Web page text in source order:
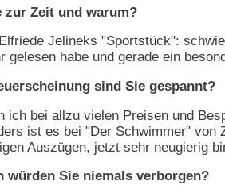
zur Zeit und warum?
Jelineks "Sportstück":
gelesen habe und gerade ein
sind Sie gespannt?
ich bei allzu vielen Preisen und
ist es bei "Der Schwimmer"
Auszügen, jetzt sehr neugierig
würden Sie niemals verborgen?